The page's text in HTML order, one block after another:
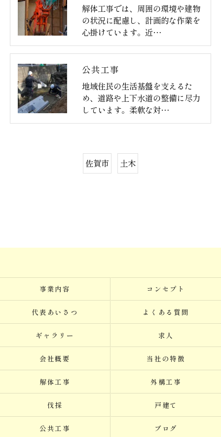
解体工事では、周囲の環境や建物
の状況に配慮し、計画的な作業を
心掛けています。近…
公共工事
地域住民の生活基盤を支えるた
め、道路や上下水道の整備に尽力
しています。柔軟な対…
佐賀市 土木
事業内容 コンセプト
代表あいさつ よくある質問
ギャラリー 求人
会社概要 当社の特徴
解体工事 外構工事
伐採 戸建て
公共工事 ブログ